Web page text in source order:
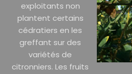
exploitants non
plantent certains
cédratiers en les
greffant sur des
variétés de
citronniers. Les fruits